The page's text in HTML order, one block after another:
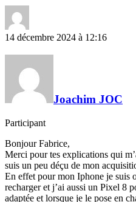
14 décembre 2024 à 12:16
Joachim JOC
Participant
Bonjour Fabrice,
Merci pour tes explications qui
suis un peu déçu de mon
En effet pour mon Iphone je suis
recharger et j’ai aussi un Pixel 8
adaptée et lorsque je le pose en